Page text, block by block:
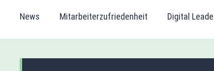
News Mitarbeiterzufriedenheit Digital